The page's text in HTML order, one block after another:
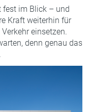
fest im Blick – und
Kraft weiterhin für
einsetzen.
denn genau das